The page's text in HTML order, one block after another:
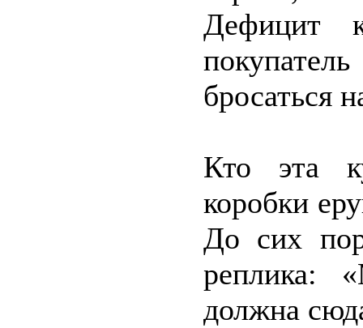
Дефицит
бросаться
Кто эта
коробки
До сих
реплика:
должна